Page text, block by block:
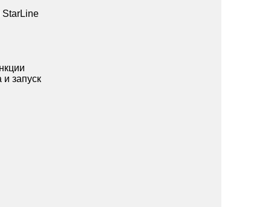
StarLine
запуск